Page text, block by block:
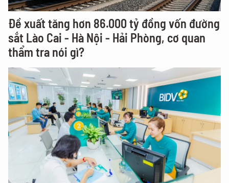
Đề xuất tăng hơn 86.000 tỷ đồng vốn đường
sắt Lào Cai - Hà Nội - Hải Phòng, cơ quan
thẩm tra nói gì?